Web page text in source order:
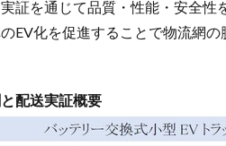
証を通じて品質・性能・安全性
EV化を促進することで物流網
配送実証概要